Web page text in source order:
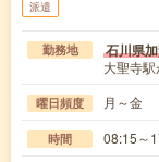
派遣
勤務地 石川県
大聖寺
曜日頻度 月～金
時間 08:15～